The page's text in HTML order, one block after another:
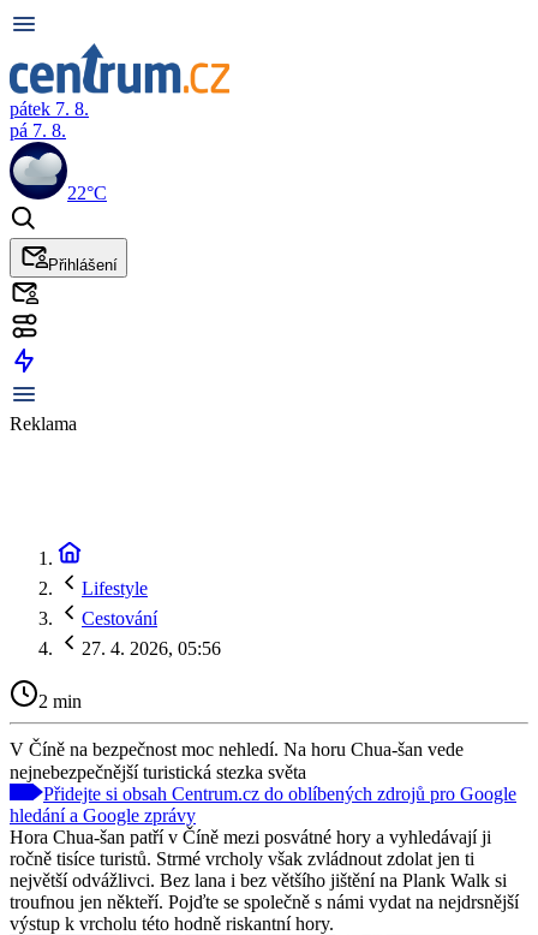
pátek 7. 8.
pá 7. 8.
22°C
Přihlášení
Reklama
Lifestyle
Cestování
27. 4. 2026, 05:56
2 min
V Číně na bezpečnost moc nehledí. Na horu Chua-šan vede
nejnebezpečnější turistická stezka světa
Přidejte si obsah Centrum.cz do oblíbených zdrojů pro Google
hledání a Google zprávy
Hora Chua-šan patří v Číně mezi posvátné hory a vyhledávají ji
ročně tisíce turistů. Strmé vrcholy však zvládnout zdolat jen ti
největší odvážlivci. Bez lana i bez většího jištění na Plank Walk si
troufnou jen někteří. Pojďte se společně s námi vydat na nejdrsnější
výstup k vrcholu této hodně riskantní hory.